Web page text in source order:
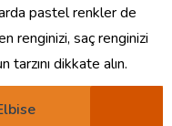
pastel renkler de
renginizi, saç renginizi
dikkate alın.